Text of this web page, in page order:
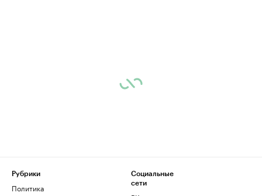
Рубрики
Политика
Социальные
сети